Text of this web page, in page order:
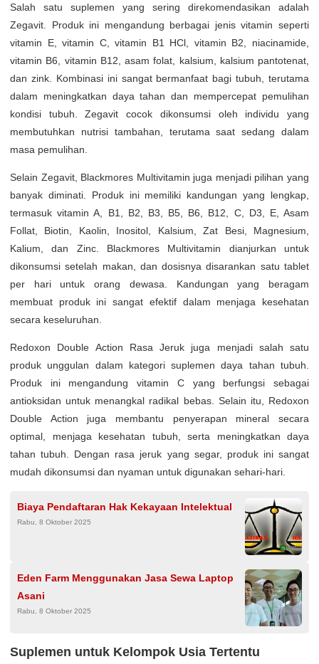
Salah satu suplemen yang sering direkomendasikan adalah
Zegavit. Produk ini mengandung berbagai jenis vitamin seperti
vitamin E, vitamin C, vitamin B1 HCl, vitamin B2, niacinamide,
vitamin B6, vitamin B12, asam folat, kalsium, kalsium pantotenat,
dan zink. Kombinasi ini sangat bermanfaat bagi tubuh, terutama
dalam meningkatkan daya tahan dan mempercepat pemulihan
kondisi tubuh. Zegavit cocok dikonsumsi oleh individu yang
membutuhkan nutrisi tambahan, terutama saat sedang dalam
masa pemulihan.
Selain Zegavit, Blackmores Multivitamin juga menjadi pilihan yang
banyak diminati. Produk ini memiliki kandungan yang lengkap,
termasuk vitamin A, B1, B2, B3, B5, B6, B12, C, D3, E, Asam
Follat, Biotin, Kaolin, Inositol, Kalsium, Zat Besi, Magnesium,
Kalium, dan Zinc. Blackmores Multivitamin dianjurkan untuk
dikonsumsi setelah makan, dan dosisnya disarankan satu tablet
per hari untuk orang dewasa. Kandungan yang beragam
membuat produk ini sangat efektif dalam menjaga kesehatan
secara keseluruhan.
Redoxon Double Action Rasa Jeruk juga menjadi salah satu
produk unggulan dalam kategori suplemen daya tahan tubuh.
Produk ini mengandung vitamin C yang berfungsi sebagai
antioksidan untuk menangkal radikal bebas. Selain itu, Redoxon
Double Action juga membantu penyerapan mineral secara
optimal, menjaga kesehatan tubuh, serta meningkatkan daya
tahan tubuh. Dengan rasa jeruk yang segar, produk ini sangat
mudah dikonsumsi dan nyaman untuk digunakan sehari-hari.
Biaya Pendaftaran Hak Kekayaan Intelektual
Rabu, 8 Oktober 2025
Eden Farm Menggunakan Jasa Sewa Laptop
Asani
Rabu, 8 Oktober 2025
Suplemen untuk Kelompok Usia Tertentu